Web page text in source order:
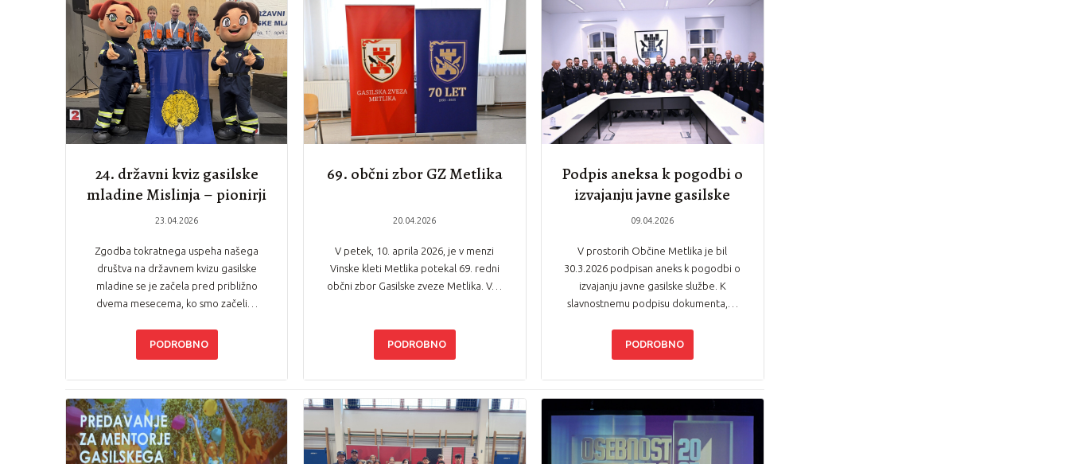
24. državni kviz gasilske
mladine Mislinja – pionirji
PGD Lokvica državni
23.04.2026
Zgodba tokratnega uspeha našega
društva na državnem kvizu gasilske
mladine se je začela pred približno
dvema mesecema, ko smo začeli…
PODROBNO
69. občni zbor GZ Metlika
20.04.2026
V petek, 10. aprila 2026, je v menzi
Vinske kleti Metlika potekal 69. redni
občni zbor Gasilske zveze Metlika. V…
PODROBNO
Podpis aneksa k pogodbi o
izvajanju javne gasilske
službe
09.04.2026
V prostorih Občine Metlika je bil
30.3.2026 podpisan aneks k pogodbi o
izvajanju javne gasilske službe. K
slavnostnemu podpisu dokumenta,…
PODROBNO